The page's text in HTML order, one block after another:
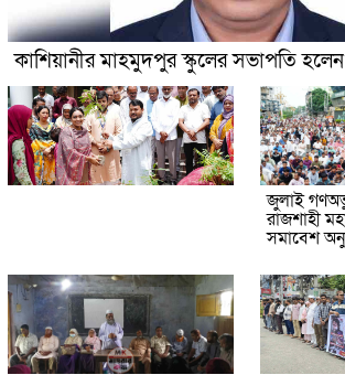
কাশিয়ানীর মাহমুদপুর স্কুলের সভাপতি হলেন
জুলাই
রাজশাহী
সমাবেশ